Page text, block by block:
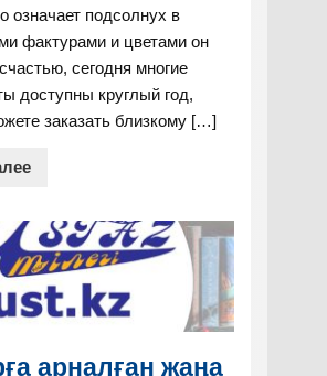
означает подсолнух в
фактурами и цветами он
сегодня многие
доступны круглый год,
заказать близкому […]
арналған жаңа